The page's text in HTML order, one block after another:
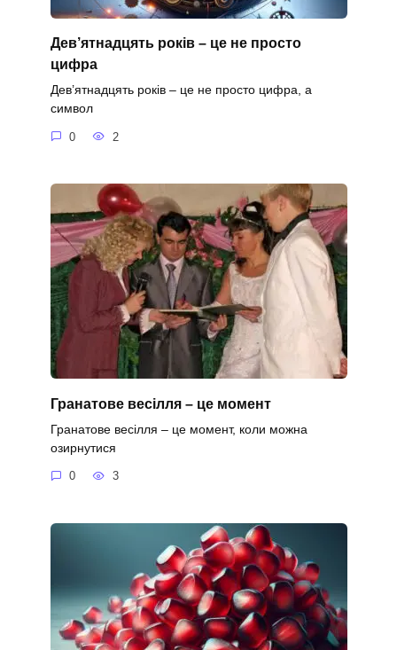
Дев’ятнадцять років – це не просто
цифра
Дев’ятнадцять років – це не просто цифра, а
символ
0 2
Гранатове весілля – це момент
Гранатове весілля – це момент, коли можна
озирнутися
0 3